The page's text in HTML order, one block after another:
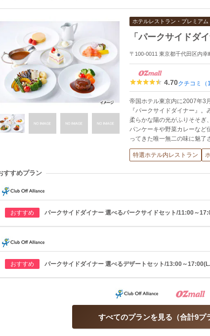
ホテルレストラン・プレミアム
「パークサイドダ
〒100-0011 東京都千代田区内
4.70クチコミ（
帝国ホテル東京内に2007年3
『パークサイドダイナー』
柔らかな陽の光がふりそそぎ
パンケーキや野菜カレーなど
ってきた唯一無二の味に魅了
特選ホテル内レストラン
すすめプラン
おすすめ パークサイドダイナー 選べるパークサイドセット/11:00～
おすすめ パークサイドダイナー 選べるデザートセット/13:00～
合計9プ
すべてのプランを見る